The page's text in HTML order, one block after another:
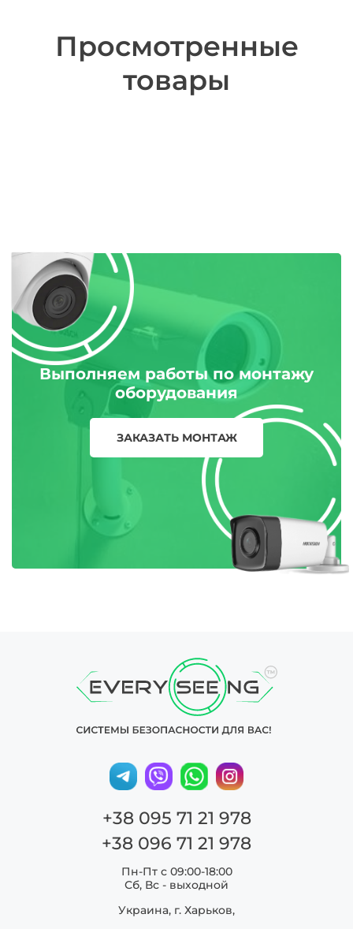
Просмотренные
товары
Выполняем работы по монтажу
оборудования
ЗАКАЗАТЬ МОНТАЖ
+38 095 71 21 978
+38 096 71 21 978
Пн-Пт с 09:00-18:00
Сб, Вс - выходной
Украина, г. Харьков,